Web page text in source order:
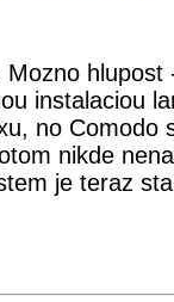
Mozno hlupost
instalaciou
no Comodo
nikde
je teraz